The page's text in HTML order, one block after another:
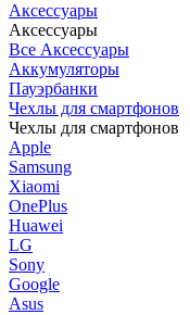
Аксессуары
Аксессуары
Все Аксессуары
Аккумуляторы
Пауэрбанки
Чехлы для смартфонов
Чехлы для смартфонов
Apple
Samsung
Xiaomi
OnePlus
Huawei
LG
Sony
Google
Asus